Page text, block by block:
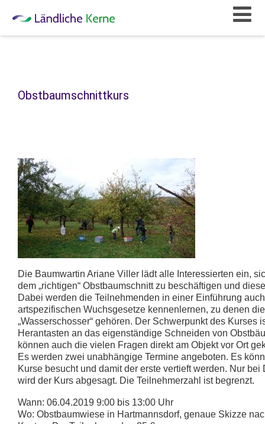
Obstbaumschnittkurs
Die Baumwartin Ariane Viller lädt alle Interessierten ein,
dem „richtigen“ Obstbaumschnitt zu beschäftigen und
Dabei werden die Teilnehmenden in einer Einführung
artspezifischen Wuchsgesetze kennenlernen, zu denen
„Wasserschosser“ gehören. Der Schwerpunkt des Kurses
Herantasten an das eigenständige Schneiden von
können auch die vielen Fragen direkt am Objekt vor Ort
Es werden zwei unabhängige Termine angeboten. Es
Kurse besucht und damit der erste vertieft werden. Nur bei
wird der Kurs abgesagt. Die Teilnehmerzahl ist begrenzt.
Wann: 06.04.2019 9:00 bis 13:00 Uhr
Wo: Obstbaumwiese in Hartmannsdorf, genaue Skizze